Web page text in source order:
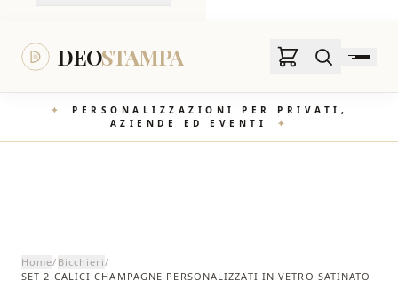
DEOSTAMPA
DEO STAMPA
✦
PERSONALIZZAZIONI PER PRIVATI,
AZIENDE ED EVENTI
✦
Home/ Bicchieri/
SET 2 CALICI CHAMPAGNE PERSONALIZZATI IN VETRO SATINATO